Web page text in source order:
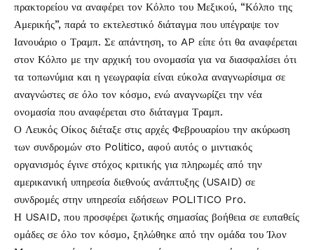
πρακτορείου να αναφέρει τον Κόλπο του Μεξικού, “Κόλπο της
Αμερικής”, παρά το εκτελεστικό διάταγμα που υπέγραψε τον
Ιανουάριο ο Τραμπ. Σε απάντηση, το AP είπε ότι θα αναφέρεται
στον Κόλπο με την αρχική του ονομασία για να διασφαλίσει ότι
τα τοπωνύμια και η γεωγραφία είναι εύκολα αναγνωρίσιμα σε
αναγνώστες σε όλο τον κόσμο, ενώ αναγνωρίζει την νέα
ονομασία που αναφέρεται στο διάταγμα Τραμπ.
Ο Λευκός Οίκος διέταξε στις αρχές Φεβρουαρίου την ακύρωση
των συνδρομών στο Politico, αφού αυτός ο μιντιακός
οργανισμός έγινε στόχος κριτικής για πληρωμές από την
αμερικανική υπηρεσία διεθνούς ανάπτυξης (USAID) σε
συνδρομές στην υπηρεσία ειδήσεων POLITICO Pro.
Η USAID, που προσφέρει ζωτικής σημασίας βοήθεια σε ευπαθείς
ομάδες σε όλο τον κόσμο, ξηλώθηκε από την ομάδα του Ίλον